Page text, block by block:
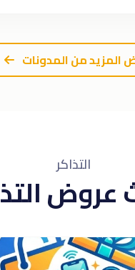
من المدونات
التذاكر
التذاكر